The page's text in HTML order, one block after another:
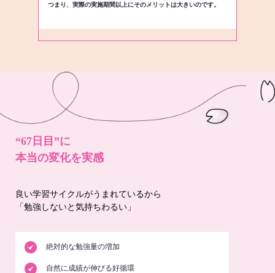
つまり、実際の実施期間以上にそのメリットは大きいのです。
“67日目”に
本当の変化を実感
良い学習サイクルがうまれているから
「勉強しないと気持ちわるい」
絶対的な勉強量の増加
自然に成績が伸びる好循環